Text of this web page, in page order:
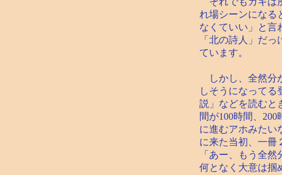
れ場シーンになる
なくていい」と言
「北の詩人」だ
ています。
しかし、全然分
しそうになって
説」などを読むと
間が100時間、
に進むアホみたい
に来た当初、一冊
「あー、もう全
何となく大意は掴